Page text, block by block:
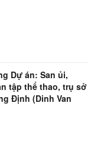
Dự án: San ủi,
tập thể thao, trụ sở
Định (Dinh Van